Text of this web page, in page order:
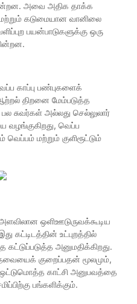
அவை அதிக தாக்க
கடுமையான வானிலை
பயன்பாடுகளுக்கு ஒரு
காப்பு பண்புகளைக்
திறனை மேம்படுத்த
சுவர்கள் அல்லது செல்லுலார்
வெப்ப
வெப்பம் மற்றும் குளிரூட்டும்
ஒளிஊடுருவக்கூடிய
கட்டிடத்தின் உட்புறத்தில்
அனுமதிக்கிறது.
குறைப்பதன் மூலமும்,
ஒட்டுமொத்த காட்சி அனுபவத்தை
பங்களிக்கும்.